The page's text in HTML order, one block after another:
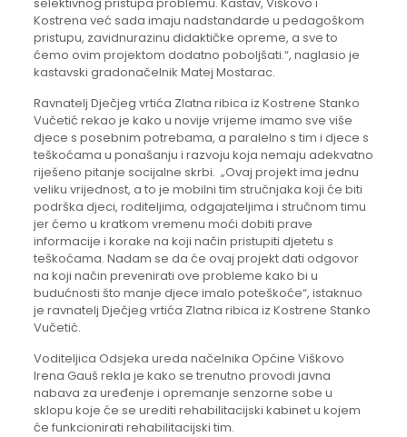
Kostrena već sada imaju nadstandarde u pedagoškom
pristupu, zavidnurazinu didaktičke opreme, a sve to
ćemo ovim projektom dodatno poboljšati.“, naglasio je
kastavski gradonačelnik Matej Mostarac.
Ravnatelj Dječjeg vrtića Zlatna ribica iz Kostrene Stanko
Vučetić rekao je kako u novije vrijeme imamo sve više
djece s posebnim potrebama, a paralelno s tim i djece s
teškoćama u ponašanju i razvoju koja nemaju adekvatno
riješeno pitanje socijalne skrbi. „Ovaj projekt ima jednu
veliku vrijednost, a to je mobilni tim stručnjaka koji će biti
podrška djeci, roditeljima, odgajateljima i stručnom timu
jer ćemo u kratkom vremenu moći dobiti prave
informacije i korake na koji način pristupiti djetetu s
teškoćama. Nadam se da će ovaj projekt dati odgovor
na koji način prevenirati ove probleme kako bi u
budućnosti što manje djece imalo poteškoće“, istaknuo
je ravnatelj Dječjeg vrtića Zlatna ribica iz Kostrene Stanko
Vučetić.
Voditeljica Odsjeka ureda načelnika Općine Viškovo
Irena Gauš rekla je kako se trenutno provodi javna
nabava za uređenje i opremanje senzorne sobe u
sklopu koje će se urediti rehabilitacijski kabinet u kojem
će funkcionirati rehabilitacijski tim.